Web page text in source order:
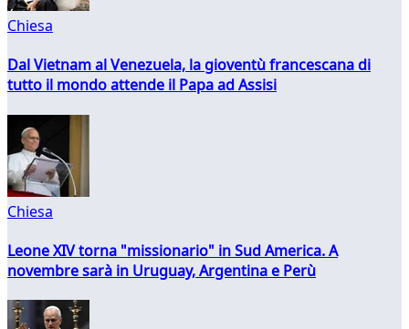
Chiesa
Dal Vietnam al Venezuela, la gioventù francescana di
tutto il mondo attende il Papa ad Assisi
Chiesa
Leone XIV torna "missionario" in Sud America. A
novembre sarà in Uruguay, Argentina e Perù